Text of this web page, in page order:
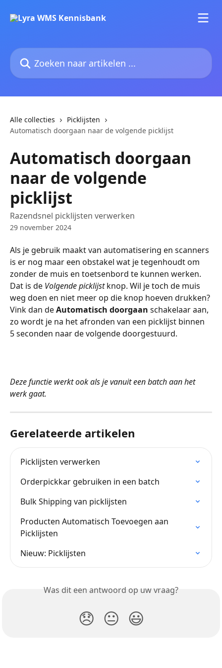
Zoeken naar artikelen ...
Alle collecties
Picklijsten
Automatisch doorgaan naar de volgende picklijst
Automatisch doorgaan
naar de volgende
picklijst
Razendsnel picklijsten verwerken
29 november 2024
Als je gebruik maakt van automatisering en scanners
is er nog maar een obstakel wat je tegenhoudt om
zonder de muis en toetsenbord te kunnen werken.
Dat is de Volgende picklijst knop. Wil je toch de muis
weg doen en niet meer op die knop hoeven drukken?
Vink dan de Automatisch doorgaan schakelaar aan,
zo wordt je na het afronden van een picklijst binnen
5 seconden naar de volgende doorgestuurd.
Deze functie werkt ook als je vanuit een batch aan het
werk gaat.
Gerelateerde artikelen
Picklijsten verwerken
Orderpickkar gebruiken in een batch
Bulk Shipping van picklijsten
Producten Automatisch Toevoegen aan
Picklijsten
Nieuw: Picklijsten
Was dit een antwoord op uw vraag?
😞 😐 😃